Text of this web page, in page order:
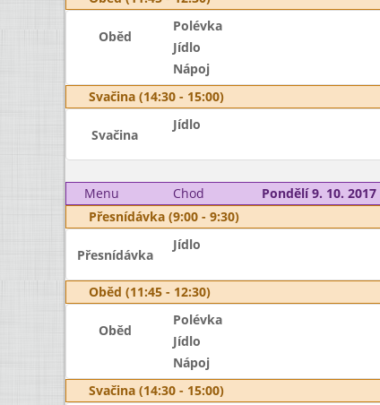
Oběd
Polévka
Jídlo
Nápoj
Svačina (14:30 - 15:00)
Svačina
Jídlo
Menu
Chod Pondělí 9. 10. 2017
Přesnídávka (9:00 - 9:30)
Přesnídávka
Jídlo
Oběd (11:45 - 12:30)
Oběd
Polévka
Jídlo
Nápoj
Svačina (14:30 - 15:00)